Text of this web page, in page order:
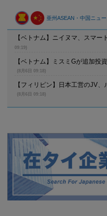
亜州ASEAN・中国ニュー
【ベトナム】ニイヌマ、スマー
09:19)
【ベトナム】ミスミGが追加投
(8月6日 09:18)
【フィリピン】日本工営のJV
(8月6日 09:18)